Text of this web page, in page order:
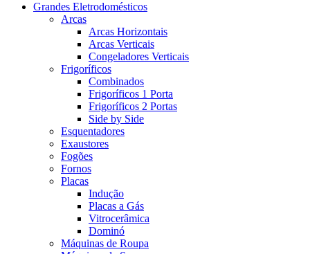
Grandes Eletrodomésticos
Arcas
Arcas Horizontais
Arcas Verticais
Congeladores Verticais
Frigoríficos
Combinados
Frigoríficos 1 Porta
Frigoríficos 2 Portas
Side by Side
Esquentadores
Exaustores
Fogões
Fornos
Placas
Indução
Placas a Gás
Vitrocerâmica
Dominó
Máquinas de Roupa